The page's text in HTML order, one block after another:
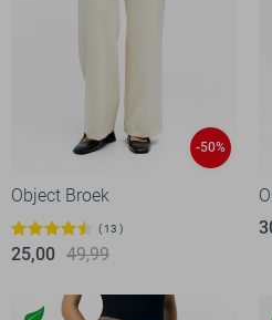
-50%
Object Broek
13
25,00 49,99